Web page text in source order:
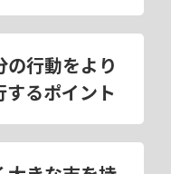
行動をより
るポイント